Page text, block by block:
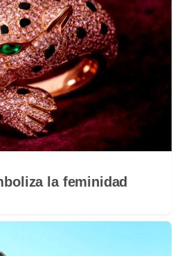
la feminidad